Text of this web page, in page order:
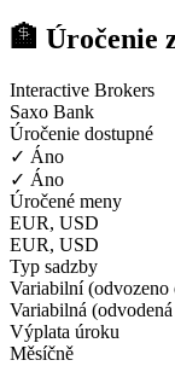
🏦 Úročenie
Interactive Brokers
Saxo Bank
Úročenie dostupné
✓ Áno
✓ Áno
Úročené meny
EUR, USD
EUR, USD
Typ sadzby
Variabilní (odvozeno
Variabilná
Výplata úroku
Měsíčně